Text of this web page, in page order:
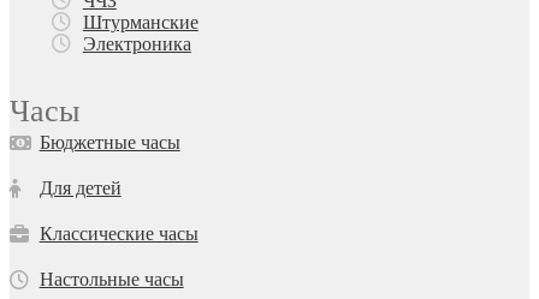
Штурманские
Электроника
Часы
Бюджетные часы
Для детей
Классические часы
Настольные часы